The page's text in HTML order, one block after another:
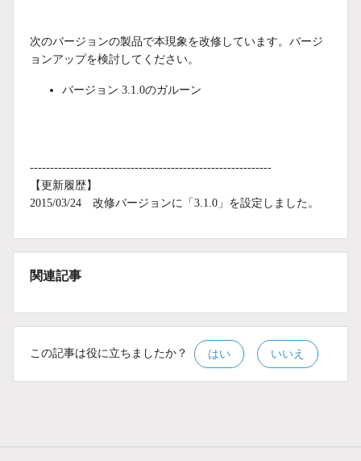
次のバージョンの製品で本現象を改修しています。バージ
ョンアップを検討してください。
バージョン 3.1.0のガルーン
------------------------------------------------------------
【更新履歴】
2015/03/24 改修バージョンに「3.1.0」を設定しました。
関連記事
この記事は役に立ちましたか？ はい いいえ